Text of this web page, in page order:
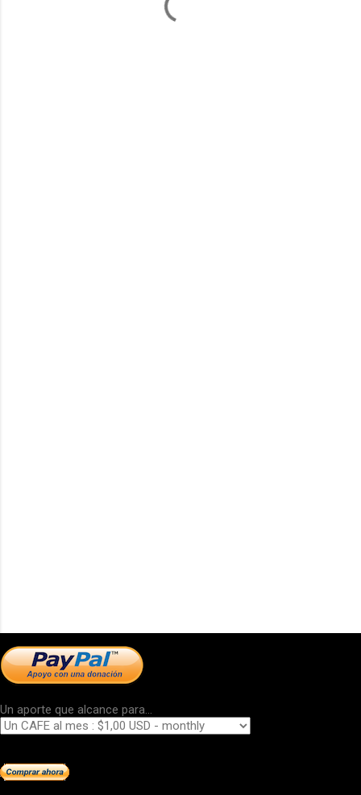
Un aporte que alcance para...